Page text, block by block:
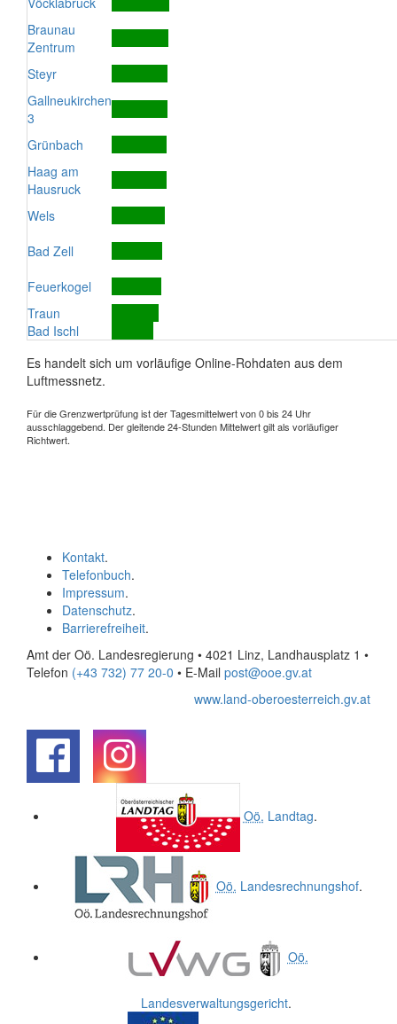
Braunau
Zentrum
Steyr
Gallneukirchen
3
Grünbach
Haag am
Hausruck
Wels
Bad Zell
Feuerkogel
Traun
Bad Ischl
Es handelt sich um vorläufige Online-Rohdaten aus dem
Luftmessnetz.
Für die Grenzwertprüfung ist der Tagesmittelwert von 0 bis 24 Uhr
ausschlaggebend. Der gleitende 24-Stunden Mittelwert gilt als vorläufiger
Richtwert.
Kontakt.
Telefonbuch.
Impressum.
Datenschutz.
Barrierefreiheit.
Amt der Oö. Landesregierung • 4021 Linz, Landhausplatz 1 •
Telefon (+43 732) 77 20-0 • E-Mail post@ooe.gv.at
www.land-oberoesterreich.gv.at
Oö. Landtag.
Oö. Landesrechnungshof.
Oö.
Landesverwaltungsgericht.